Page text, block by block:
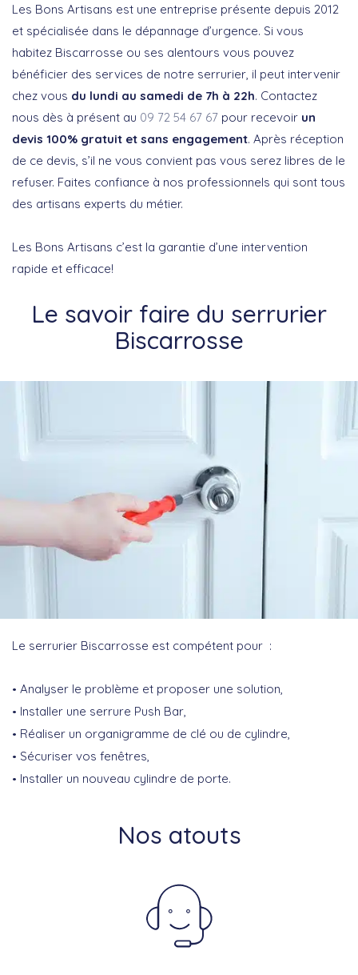
Les Bons Artisans est une entreprise présente depuis 2012
et spécialisée dans le dépannage d’urgence. Si vous
habitez Biscarrosse ou ses alentours vous pouvez
bénéficier des services de notre serrurier, il peut intervenir
chez vous du lundi au samedi de 7h à 22h. Contactez
nous dès à présent au 09 72 54 67 67 pour recevoir un
devis 100% gratuit et sans engagement. Après réception
de ce devis, s’il ne vous convient pas vous serez libres de le
refuser. Faites confiance à nos professionnels qui sont tous
des artisans experts du métier.
Les Bons Artisans c’est la garantie d’une intervention
rapide et efficace!
Le savoir faire du serrurier
Biscarrosse
Le serrurier Biscarrosse est compétent pour :
Analyser le problème et proposer une solution,
Installer une serrure Push Bar,
Réaliser un organigramme de clé ou de cylindre,
Sécuriser vos fenêtres,
Installer un nouveau cylindre de porte.
Nos atouts